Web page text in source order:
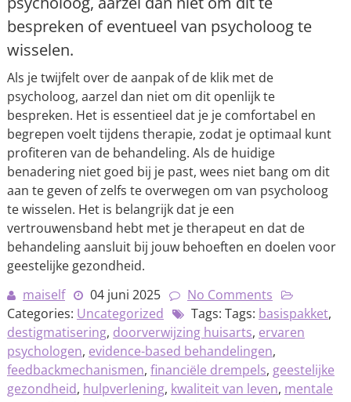
bespreken of eventueel van psycholoog te
wisselen.
Als je twijfelt over de aanpak of de klik met de
psycholoog, aarzel dan niet om dit openlijk te
bespreken. Het is essentieel dat je je comfortabel en
begrepen voelt tijdens therapie, zodat je optimaal kunt
profiteren van de behandeling. Als de huidige
benadering niet goed bij je past, wees niet bang om dit
aan te geven of zelfs te overwegen om van psycholoog
te wisselen. Het is belangrijk dat je een
vertrouwensband hebt met je therapeut en dat de
behandeling aansluit bij jouw behoeften en doelen voor
geestelijke gezondheid.
maiself
04 juni 2025
No Comments
Categories: Uncategorized Tags: Tags: basispakket,
destigmatisering, doorverwijzing huisarts, ervaren
psychologen, evidence-based behandelingen,
feedbackmechanismen, financiële drempels, geestelijke
gezondheid, hulpverlening, kwaliteit van leven, mentale